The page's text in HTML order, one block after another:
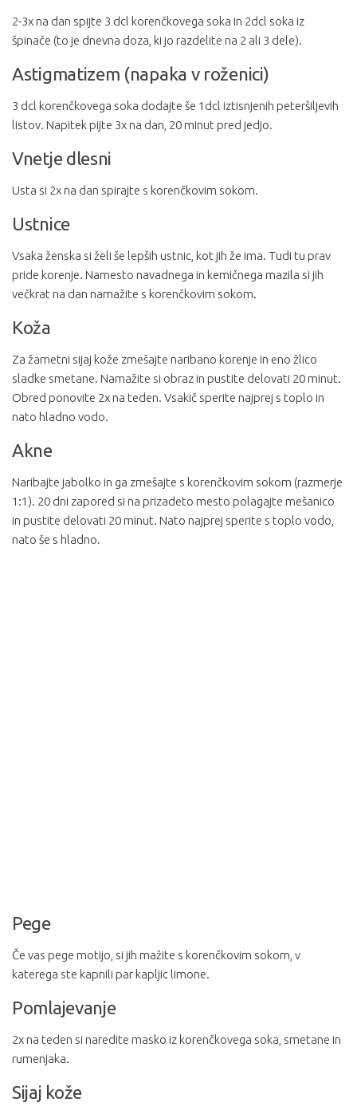
2-3x na dan spijte 3 dcl korenčkovega soka in 2dcl soka iz
špinače (to je dnevna doza, ki jo razdelite na 2 ali 3 dele).
Astigmatizem (napaka v roženici)
3 dcl korenčkovega soka dodajte še 1dcl iztisnjenih peteršiljevih
listov. Napitek pijte 3x na dan, 20 minut pred jedjo.
Vnetje dlesni
Usta si 2x na dan spirajte s korenčkovim sokom.
Ustnice
Vsaka ženska si želi še lepših ustnic, kot jih že ima. Tudi tu prav
pride korenje. Namesto navadnega in kemičnega mazila si jih
večkrat na dan namažite s korenčkovim sokom.
Koža
Za žametni sijaj kože zmešajte naribano korenje in eno žlico
sladke smetane. Namažite si obraz in pustite delovati 20 minut.
Obred ponovite 2x na teden. Vsakič sperite najprej s toplo in
nato hladno vodo.
Akne
Naribajte jabolko in ga zmešajte s korenčkovim sokom (razmerje
1:1). 20 dni zapored si na prizadeto mesto polagajte mešanico
in pustite delovati 20 minut. Nato najprej sperite s toplo vodo,
nato še s hladno.
Pege
Če vas pege motijo, si jih mažite s korenčkovim sokom, v
katerega ste kapnili par kapljic limone.
Pomlajevanje
2x na teden si naredite masko iz korenčkovega soka, smetane in
rumenjaka.
Sijaj kože